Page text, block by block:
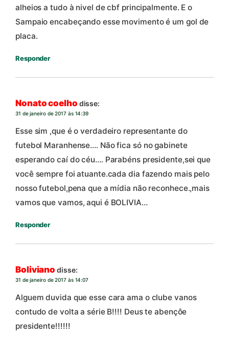
alheios a tudo à nivel de cbf principalmente. E o
Sampaio encabeçando esse movimento é um gol de
placa.
Responder
Nonato coelho disse:
31 de janeiro de 2017 às 14:39
Esse sim ,que é o verdadeiro representante do
futebol Maranhense…. Não fica só no gabinete
esperando caí do céu…. Parabéns presidente,sei que
você sempre foi atuante.cada dia fazendo mais pelo
nosso futebol,pena que a mídia não reconhece.,mais
vamos que vamos, aqui é BOLIVIA…
Responder
Boliviano disse:
31 de janeiro de 2017 às 14:07
Alguem duvida que esse cara ama o clube vanos
contudo de volta a série B!!!! Deus te abençôe
presidente!!!!!!